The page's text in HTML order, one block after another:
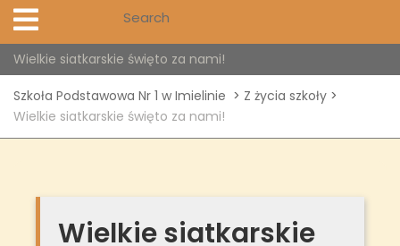
Open
Menu
Wielkie siatkarskie święto za nami!
Szkoła Podstawowa Nr 1 w Imielinie > Z życia szkoły >
Wielkie siatkarskie święto za nami!
Wielkie siatkarskie